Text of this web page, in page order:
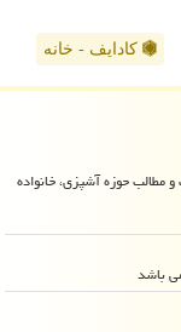
کادایف - خانه
مطالب حوزه آشپزی، خانواده